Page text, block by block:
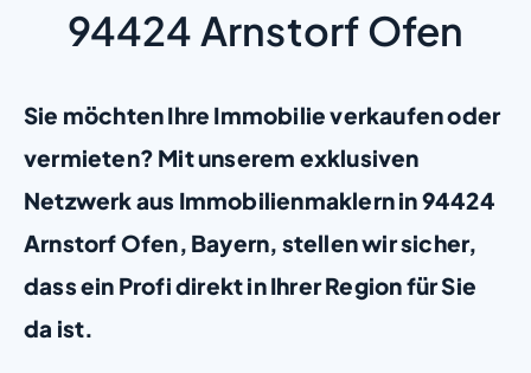
94424 Arnstorf Ofen
Sie möchten Ihre Immobilie verkaufen oder
vermieten? Mit unserem exklusiven
Netzwerk aus Immobilienmaklern in 94424
Arnstorf Ofen, Bayern, stellen wir sicher,
dass ein Profi direkt in Ihrer Region für Sie
da ist.